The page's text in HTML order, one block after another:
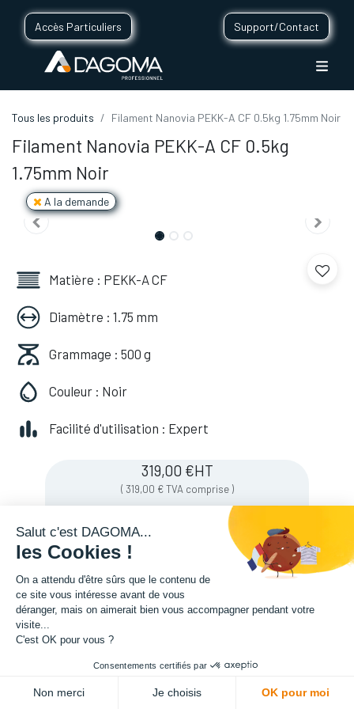
Accès Particuliers Support/Contact
Tous les produits Filament Nanovia PEKK-A CF 0.5kg 1.75mm Noir
Filament Nanovia PEKK-A CF 0.5kg
1.75mm Noir
A la demande
Matière : PEKK-A CF
Diamètre : 1.75 mm
Grammage : 500 g
Couleur : Noir
Facilité d'utilisation : Expert
319,00 €HT
( 319,00 € TVA comprise )
Soyez averti lorsque le produit est de
nouveau en stock
Salut c'est DAGOMA...
les Cookies !
On a attendu d'être sûrs que le contenu de
ce site vous intéresse avant de vous
déranger, mais on aimerait bien vous accompagner pendant votre
visite...
C'est OK pour vous ?
Consentements certifiés par
Non merci Je choisis OK pour moi